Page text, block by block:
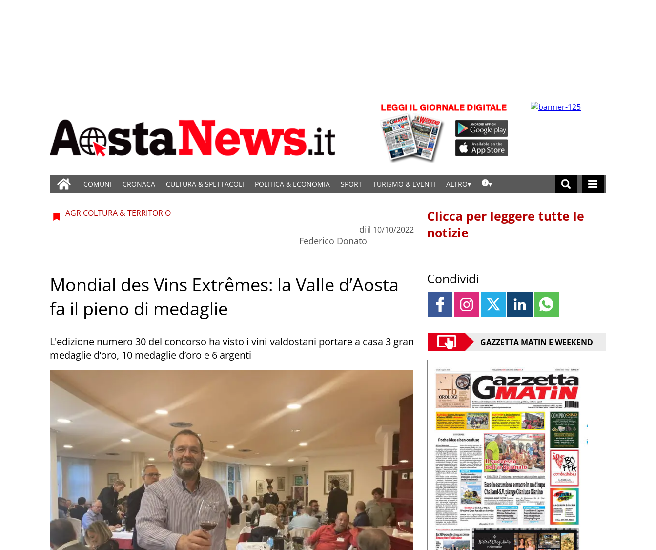
COMUNI CRONACA CULTURA & SPETTACOLI POLITICA & ECONOMIA SPORT TURISMO & EVENTI ALTRO
AGRICOLTURA & TERRITORIO
di
Federico Donato
il 10/10/2022
Mondial des Vins Extrêmes: la Valle d’Aosta
fa il pieno di medaglie
L'edizione numero 30 del concorso ha visto i vini valdostani portare a casa 3 gran
medaglie d’oro, 10 medaglie d’oro e 6 argenti
Clicca per leggere tutte le
notizie
Condividi
GAZZETTA MATIN E WEEKEND